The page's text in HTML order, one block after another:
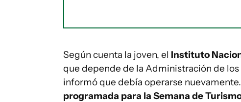
Según cuenta la joven, el Instituto
que depende de la Administración de los
informó que debía operarse
programada para la Semana de